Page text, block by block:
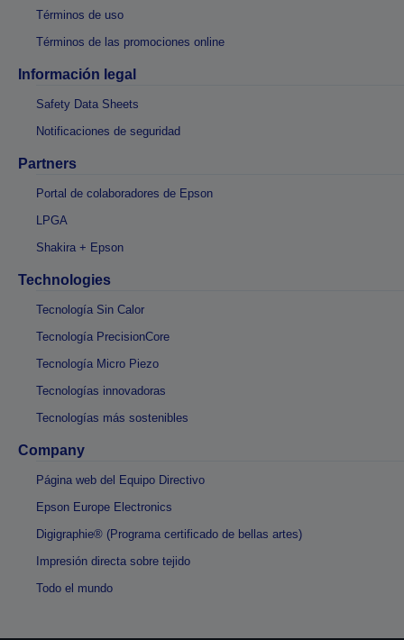
Términos de uso
Términos de las promociones online
Información legal
Safety Data Sheets
Notificaciones de seguridad
Partners
Portal de colaboradores de Epson
LPGA
Shakira + Epson
Technologies
Tecnología Sin Calor
Tecnología PrecisionCore
Tecnología Micro Piezo
Tecnologías innovadoras
Tecnologías más sostenibles
Company
Página web del Equipo Directivo
Epson Europe Electronics
Digigraphie® (Programa certificado de bellas artes)
Impresión directa sobre tejido
Todo el mundo